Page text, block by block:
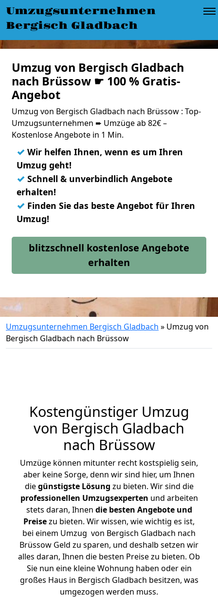
Umzugsunternehmen
Bergisch Gladbach
Umzug von Bergisch Gladbach
nach Brüssow ☛ 100 % Gratis-
Angebot
Umzug von Bergisch Gladbach nach Brüssow : Top-
Umzugsunternehmen ➨ Umzüge ab 82€ –
Kostenlose Angebote in 1 Min.
✓ Wir helfen Ihnen, wenn es um Ihren
Umzug geht!
✓ Schnell & unverbindlich Angebote
erhalten!
✓ Finden Sie das beste Angebot für Ihren
Umzug!
blitzschnell kostenlose Angebote
erhalten
Umzugsunternehmen Bergisch Gladbach » Umzug von
Bergisch Gladbach nach Brüssow
Kostengünstiger Umzug
von Bergisch Gladbach
nach Brüssow
Umzüge können mitunter recht kostspielig sein,
aber keine Sorge, denn wir sind hier, um Ihnen
diegünstigste Lösung zu bieten. Wir sind die
professionellen Umzugsexperten und arbeiten
stets daran, Ihnen die besten Angebote und
Preisezu bieten. Wir wissen, wie wichtig es ist,
bei einem Umzug von Bergisch Gladbach nach
Brüssow Geld zu sparen, und deshalb setzen wir
alles daran, Ihnen die besten Preise zu bieten. Ob
Sie nun eine kleine Wohnung haben oder ein
großes Haus in Bergisch Gladbach besitzen, was
umgezogen werden muss.